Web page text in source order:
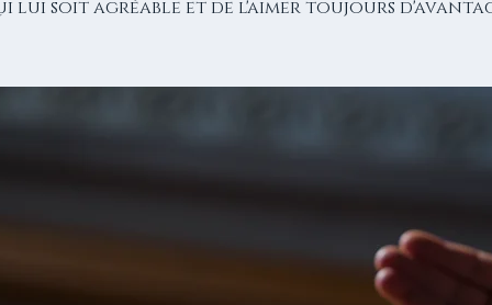
lui soit agréable et de l'aimer toujours